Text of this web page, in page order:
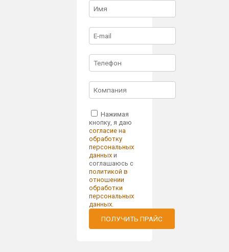
Нажимая
кнопку, я даю
согласие на
обработку
персональных
данных и
соглашаюсь с
политикой в
отношении
обработки
персональных
данных.
ПОЛУЧИТЬ ПРАЙС